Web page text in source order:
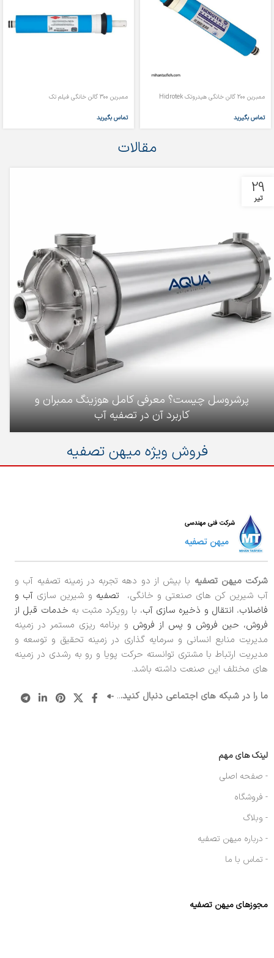
ممبرین 200 گالن خانگی هیدروتک Hidrotek
تماس بگیرید
ممبرین 300 گالن خانگی فیلم تک
تماس بگیرید
مقالات
29
تیر
پرشروسل چیست؟ معرفی کامل هوزینگ ممبران و
کاربرد آن در تصفیه آب
فروش ویژه میهن تصفیه
شرکت میهن تصفیه با بیش از دو دهه تجربه در زمینه تصفیه آب و
آب شیرین کن های صنعتی و خانگی،
تصفیه و شیرین سازی آب و
فاضلاب، انتقال و ذخیره سازی آب، با رویکرد مثبت به خدمات قبل از
فروش، حین فروش و پس از فروش و برنامه ریزی مستمر در زمینه
مدیریت منابع انسانی و سرمایه گذاری در زمینه تحقیق و توسعه و
مدیریت ارتباط با مشتری توانسته حرکت پویا و رو به رشدی در زمینه
های مختلف این صنعت داشته باشد.
ما را در شبکه های اجتماعی دنبال کنید...
لینک های مهم
- صفحه اصلی
- فروشگاه
- وبلاگ
- درباره میهن تصفیه
- تماس با ما
مجوزهای میهن تصفیه